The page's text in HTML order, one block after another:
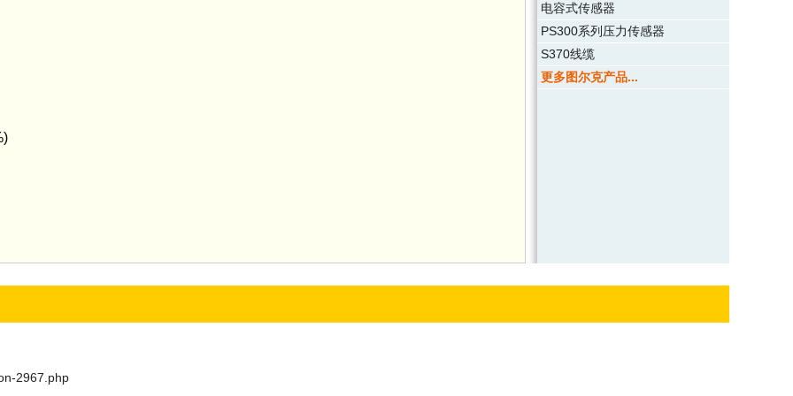
电容式传感器
PS300系列压力传感器
S370线缆
更多图尔克产品...
2967.php